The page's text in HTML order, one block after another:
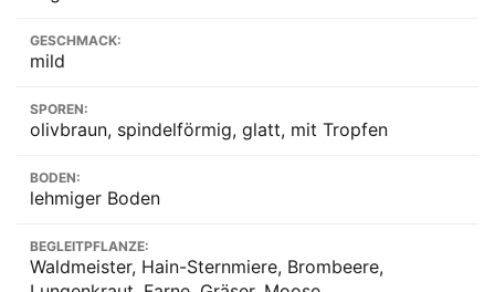
GESCHMACK:
mild
SPOREN:
olivbraun, spindelförmig, glatt, mit Tropfen
BODEN:
lehmiger Boden
BEGLEITPFLANZE:
Waldmeister, Hain-Sternmiere, Brombeere,